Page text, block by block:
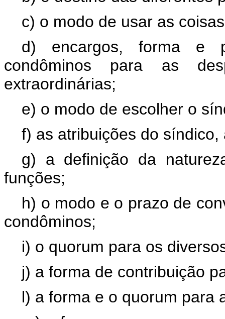
c) o modo de usar as
d) encargos, forma e
condôminos para as
extraordinárias;
e) o modo de escolher o
f) as atribuições do síndico,
g) a definição da
funções;
h) o modo e o prazo de
condôminos;
i) o quorum para os
j) a forma de contribuição
l) a forma e o quorum para